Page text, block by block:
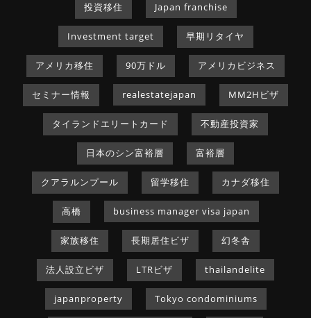
投資移住 Japan franchise
Investment target 早期リタイヤ
アメリカ移住 90万ドル アメリカビジネス
セミナー情報 realestatejapan MM2Hビザ
タイランドエリートカード 不動産投資家
日本のシン富裕層 富裕層
クアラルンプール 留学移住 カナダ移住
高橋 business manager visa japan
家族移住 長期居住ビザ 幻冬舎
法人設立ビザ LTRビザ thailandelite
japanproperty Tokyo condominiums